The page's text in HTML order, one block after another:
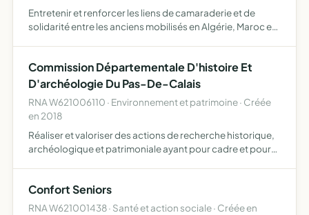
Entretenir et renforcer les liens de camaraderie et de
solidarité entre les anciens mobilisés en Algérie, Maroc et
Commission Départementale D'histoire Et
D'archéologie Du Pas-De-Calais
RNA W621006110 · Environnement et patrimoine · Créée
en 2018
Réaliser et valoriser des actions de recherche historique,
archéologique et patrimoniale ayant pour cadre et pour
Confort Seniors
RNA W621001438 · Santé et action sociale · Créée en